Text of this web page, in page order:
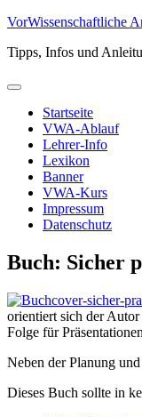
Zum
springen
VorWissenschaftliche
Tipps, Infos und
Primäres
Startseite
VWA-Ablauf
Lehrer-Info
Lexikon
Banner
VWA-Kurs
Impressum
Datenschutz
Buch: Sicher
orientiert sich der
Folge für
Neben der Planung
Dieses Buch sollte in